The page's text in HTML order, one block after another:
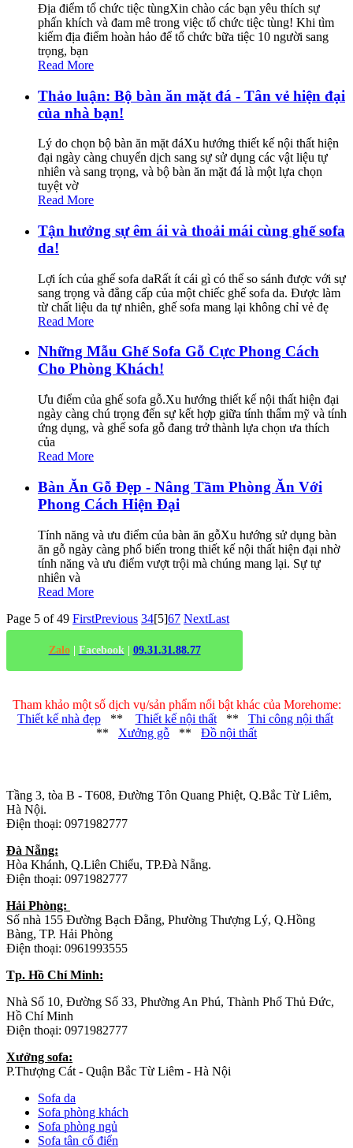
Địa điểm tổ chức tiệc tùngXin chào các bạn yêu thích sự
phấn khích và đam mê trong việc tổ chức tiệc tùng! Khi tìm
kiếm địa điểm hoàn hảo để tổ chức bữa tiệc 10 người sang
trọng, bạn
Read More
Thảo luận: Bộ bàn ăn mặt đá - Tân vẻ hiện đại
của nhà bạn!
Lý do chọn bộ bàn ăn mặt đáXu hướng thiết kế nội thất hiện
đại ngày càng chuyển dịch sang sự sử dụng các vật liệu tự
nhiên và sang trọng, và bộ bàn ăn mặt đá là một lựa chọn
tuyệt vờ
Read More
Tận hưởng sự êm ái và thoải mái cùng ghế sofa
da!
Lợi ích của ghế sofa daRất ít cái gì có thể so sánh được với sự
sang trọng và đẳng cấp của một chiếc ghế sofa da. Được làm
từ chất liệu da tự nhiên, ghế sofa mang lại không chỉ vẻ đẹ
Read More
Những Mẫu Ghế Sofa Gỗ Cực Phong Cách
Cho Phòng Khách!
Ưu điểm của ghế sofa gỗ.Xu hướng thiết kế nội thất hiện đại
ngày càng chú trọng đến sự kết hợp giữa tính thẩm mỹ và tính
ứng dụng, và ghế sofa gỗ đang trở thành lựa chọn ưa thích
của
Read More
Bàn Ăn Gỗ Đẹp - Nâng Tầm Phòng Ăn Với
Phong Cách Hiện Đại
Tính năng và ưu điểm của bàn ăn gỗXu hướng sử dụng bàn
ăn gỗ ngày càng phổ biến trong thiết kế nội thất hiện đại nhờ
tính năng và ưu điểm vượt trội mà chúng mang lại. Sự tự
nhiên và
Read More
Page 5 of 49 FirstPrevious 34[5]67 NextLast
Zalo| Facebook | 09.31.31.88.77
Tham khảo một số dịch vụ/sản phẩm nổi bật khác của Morehome:
Thiết kế nhà đẹp** Thiết kế nội thất** Thi công nội thất
** Xưởng gỗ ** Đồ nội thất
Tầng 3, tòa B - T608, Đường Tôn Quang Phiệt, Q.Bắc Từ Liêm,
Hà Nội.
Điện thoại: 0971982777
Đà Nẵng:
Hòa Khánh, Q.Liên Chiểu, TP.Đà Nẵng.
Điện thoại: 0971982777
Hải Phòng:
Số nhà 155 Đường Bạch Đằng, Phường Thượng Lý, Q.Hồng
Bàng, TP. Hải Phòng
Điện thoại: 0961993555
Tp. Hồ Chí Minh:
Nhà Số 10, Đường Số 33, Phường An Phú, Thành Phố Thủ Đức,
Hồ Chí Minh
Điện thoại: 0971982777
Xưởng sofa:
P.Thượng Cát - Quận Bắc Từ Liêm - Hà Nội
Sofa da
Sofa phòng khách
Sofa phòng ngủ
Sofa tân cổ điển